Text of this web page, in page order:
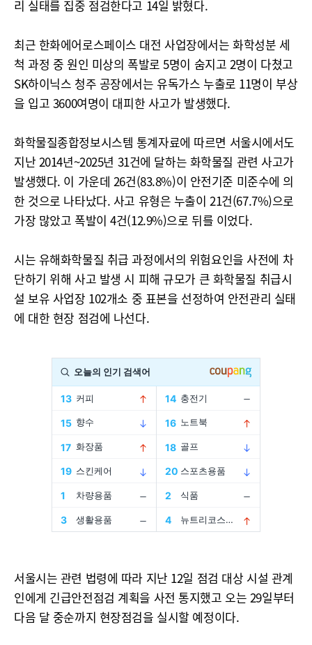
리 실태를 집중 점검한다고 14일 밝혔다.
최근 한화에어로스페이스 대전 사업장에서는 화학성분 세
척 과정 중 원인 미상의 폭발로 5명이 숨지고 2명이 다쳤고
SK하이닉스 청주 공장에서는 유독가스 누출로 11명이 부상
을 입고 3600여명이 대피한 사고가 발생했다.
화학물질종합정보시스템 통계자료에 따르면 서울시에서도
지난 2014년~2025년 31건에 달하는 화학물질 관련 사고가
발생했다. 이 가운데 26건(83.8%)이 안전기준 미준수에 의
한 것으로 나타났다. 사고 유형은 누출이 21건(67.7%)으로
가장 많았고 폭발이 4건(12.9%)으로 뒤를 이었다.
시는 유해화학물질 취급 과정에서의 위험요인을 사전에 차
단하기 위해 사고 발생 시 피해 규모가 큰 화학물질 취급시
설 보유 사업장 102개소 중 표본을 선정하여 안전관리 실태
에 대한 현장 점검에 나선다.
서울시는 관련 법령에 따라 지난 12일 점검 대상 시설 관계
인에게 긴급안전점검 계획을 사전 통지했고 오는 29일부터
다음 달 중순까지 현장점검을 실시할 예정이다.